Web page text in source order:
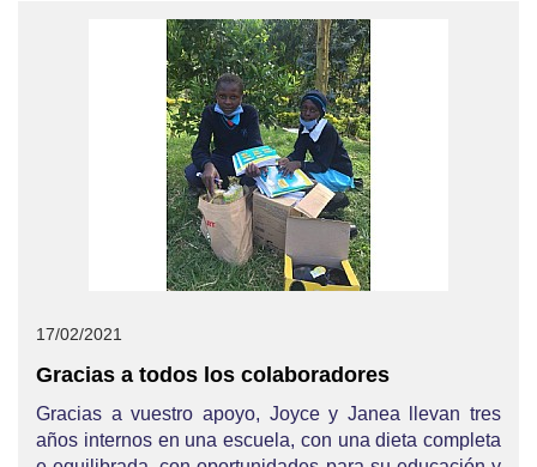
17/02/2021
Gracias a todos los colaboradores
Gracias a vuestro apoyo, Joyce y Janea llevan tres
años internos en una escuela, con una dieta completa